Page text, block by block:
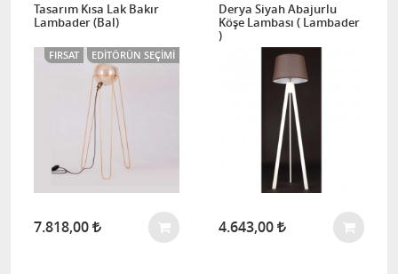
Tasarım Kısa Lak Bakır
Lambader (Bal)
FIRSAT EDITÖRÜN SEÇIMI
7.818,00
Derya Siyah Abajurlu
Köşe Lambası ( Lambader
)
4.643,00